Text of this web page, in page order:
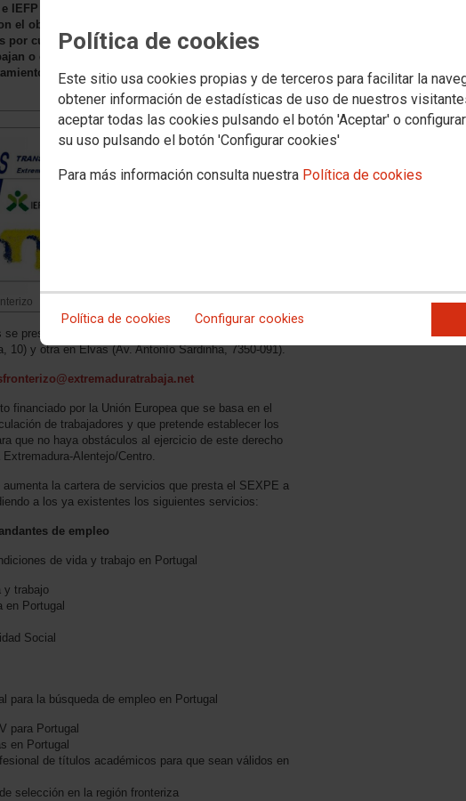
Política de cookies
Este sitio usa cookies propias y de terceros para facilitar la
obtener información de estadísticas de uso de nuestros
aceptar todas las cookies pulsando el botón 'Aceptar' o
su uso pulsando el botón 'Configurar cookies'
Para más información consulta nuestra Política de cookies
Política de cookies Configurar cookies
IEFP (Instituto do Emprego e Formaçao Profisional de Portugal) desarrollan
el objetivo de ofrecer un servicio de información y ayuda a demandantes de
por cuenta ajena y autónomos que residiendo en un lado de la frontera
o ejercen parte de su actividad en el otro. También ofrece un servicio de
a empleadores interesados en reclutar o desplazar trabajadores al país
prestan en dos oficinas, una en Badajoz (Av.
10) y otra en Elvas (Av. Antonìo Sardinha, 7350-091).
financiado por la Unión Europea que se basa en el
de trabajadores y que pretende establecer los
que no haya obstáculos al ejercicio de este derecho
Alentejo/Centro.
aumenta la cartera de servicios que presta el SEXPE a
a los ya existentes los siguientes servicios:
de empleo
de vida y trabajo en Portugal
y trabajo
en Portugal
Social
para la búsqueda de empleo en Portugal
para Portugal
en Portugal
de títulos académicos para que sean válidos en
selección en la región fronteriza